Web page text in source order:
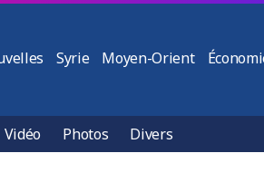
Syrie Moyen-Orient
Vidéo Photos Divers